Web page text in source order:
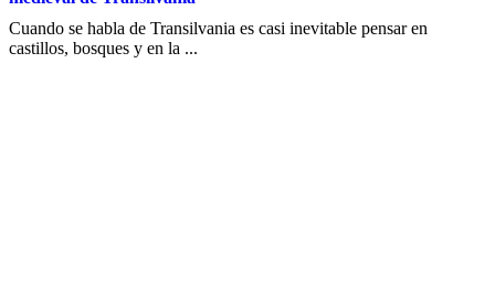
Cuando se habla de Transilvania es casi inevitable pensar en
castillos, bosques y en la ...